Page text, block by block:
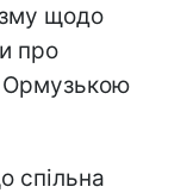
щодо
про
Ормузькою
спільна